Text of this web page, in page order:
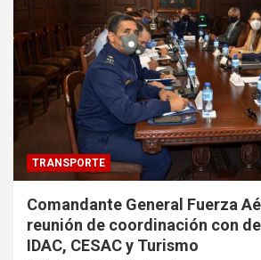
TRANSPORTE
Comandante General Fuerza
reunión de coordinación con
IDAC, CESAC y Turismo